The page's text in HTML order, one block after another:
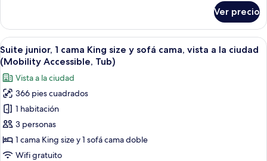
Roll-
In
Shower)
estudio,
varias
camas
(Mobility
Accessible,
Roll-
In
Shower)
Ver precio
Abrir
todas
las
fotos
de
Suite
junior,
1
cama
Una habitación de hotel con una
6
Suite junior, 1 cama King size y sofá cama, vista a la ciudad
(Mobility Accessible, Tub)
Vista a la ciudad
366 pies cuadrados
1 habitación
3 personas
1 cama King size y 1 sofá cama doble
Wifi gratuito